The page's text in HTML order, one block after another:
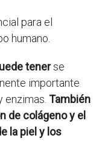
para el
humano.
tenerse
importante
enzimas. También
de colágeno y el
la piel y los